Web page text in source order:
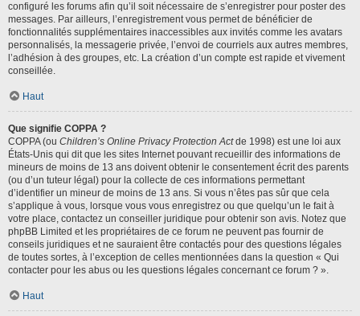
configuré les forums afin qu’il soit nécessaire de s’enregistrer pour poster des
messages. Par ailleurs, l’enregistrement vous permet de bénéficier de
fonctionnalités supplémentaires inaccessibles aux invités comme les avatars
personnalisés, la messagerie privée, l’envoi de courriels aux autres membres,
l’adhésion à des groupes, etc. La création d’un compte est rapide et vivement
conseillée.
Haut
Que signifie COPPA ?
COPPA (ou Children’s Online Privacy Protection Actde 1998) est une loi aux
États-Unis qui dit que les sites Internet pouvant recueillir des informations de
mineurs de moins de 13 ans doivent obtenir le consentement écrit des parents
(ou d’un tuteur légal) pour la collecte de ces informations permettant
d’identifier un mineur de moins de 13 ans. Si vous n’êtes pas sûr que cela
s’applique à vous, lorsque vous vous enregistrez ou que quelqu’un le fait à
votre place, contactez un conseiller juridique pour obtenir son avis. Notez que
phpBB Limited et les propriétaires de ce forum ne peuvent pas fournir de
conseils juridiques et ne sauraient être contactés pour des questions légales
de toutes sortes, à l’exception de celles mentionnées dans la question « Qui
contacter pour les abus ou les questions légales concernant ce forum ? ».
Haut